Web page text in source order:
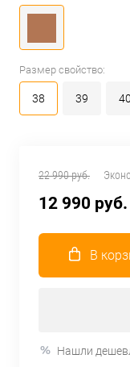
Размер свойство:
38 39 40
22 990 руб.
12 990 руб.
В
Нашли